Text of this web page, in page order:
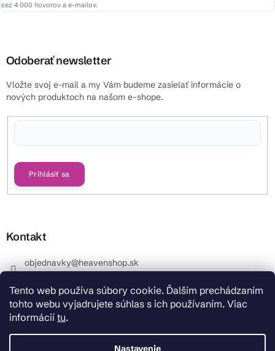
Tento web používa súbory cookie. Ďalším prechádzaním
tohto webu vyjadrujete súhlas s ich používaním. Viac
informácií tu.
Nastavenie
cez 4 000 hovorov a e-mailov.
Odoberať newsletter
Vložte svoj e-mail a my Vám budeme zasielať informácie o
nových produktoch na našom e-shope.
Prihlásiť sa
Kontakt
objednavky@heavenshop.sk
_Info objednávky : +421 914 399 399 Pracovné dni od
8.00 hod. do 12.00 . REKLAMÁCIE : +421 914 399 399
HeavenShop.sk
HeavenShop.sk